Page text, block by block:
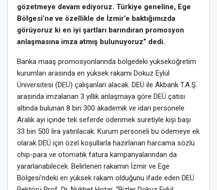
gözetmeye devam ediyoruz. Türkiye geneline, Ege
Bölgesi’ne ve özellikle de İzmir’e baktığımızda
görüyoruz ki en iyi şartları barındıran promosyon
anlaşmasına imza atmış bulunuyoruz” dedi.
Banka maaş promosyonlarında bölgedeki yükseköğretim
kurumları arasında en yüksek rakamı Dokuz Eylül
Üniversitesi (DEÜ) çalışanları alacak. DEÜ ile Akbank T.A.Ş.
arasında imzalanan 3 yıllık anlaşmaya göre DEÜ çatısı
altında bulunan 8 bin 300 akademik ve idari personele
Aralık ayı içinde tek seferde ödenmek suretiyle kişi başı
33 bin 500 lira yatırılacak. Kurum personeli bu ödemeye ek
olarak DEÜ için özel koşullarla hazırlanan harcama sözlü
chip-para ve otomatik fatura kampanyalarından da
yararlanabilecek. Belirlenen rakamın İzmir ve Ege
Bölgesi’ndeki en yüksek rakam olduğunu ifade eden DEÜ